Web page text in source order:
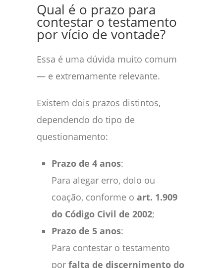
Qual é o prazo para
contestar o testamento
por vício de vontade?
Essa é uma dúvida muito comum
— e extremamente relevante.
Existem dois prazos distintos,
dependendo do tipo de
questionamento:
Prazo de 4 anos:
Para alegar erro, dolo ou
coação, conforme o art. 1.909
do Código Civil de 2002;
Prazo de 5 anos:
Para contestar o testamento
por falta de discernimento do